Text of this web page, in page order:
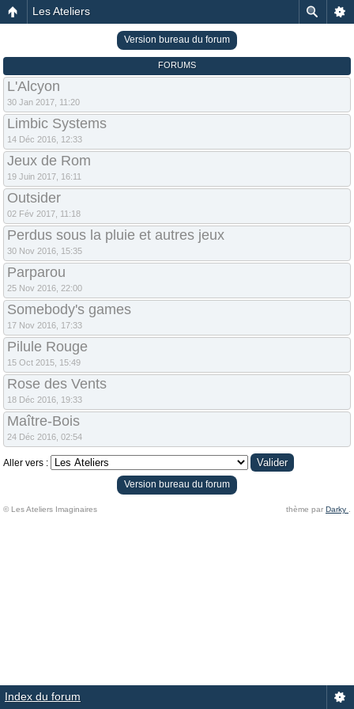
Les Ateliers
Version bureau du forum
FORUMS
L'Alcyon
30 Jan 2017, 11:20
Limbic Systems
14 Déc 2016, 12:33
Jeux de Rom
19 Juin 2017, 16:11
Outsider
02 Fév 2017, 11:18
Perdus sous la pluie et autres jeux
30 Nov 2016, 15:35
Parparou
25 Nov 2016, 22:00
Somebody's games
17 Nov 2016, 17:33
Pilule Rouge
15 Oct 2015, 15:49
Rose des Vents
18 Déc 2016, 19:33
Maître-Bois
24 Déc 2016, 02:54
Aller vers :
Version bureau du forum
© Les Ateliers Imaginaires thème par Darky
Index du forum